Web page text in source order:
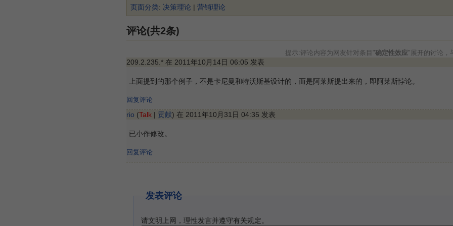
页面分类: 决策理论 | 营销理论
评论(共2条)
提示:评论内容为网友针对条目"确定性效应"展开的讨论，
209.2.235.* 在 2011年10月14日 06:05 发表
上面提到的那个例子，不是卡尼曼和特沃斯基设计的，而是阿莱斯提出来的，即阿莱斯悖论。
回复评论
rio (Talk | 贡献) 在 2011年10月31日 04:35 发表
已小作修改。
回复评论
发表评论
请文明上网，理性发言并遵守有关规定。